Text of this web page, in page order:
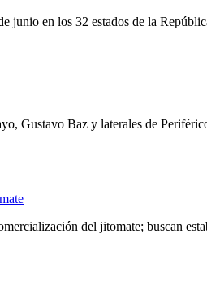
junio en los 32 estados de la
Gustavo Baz y laterales de
del jitomate; buscan